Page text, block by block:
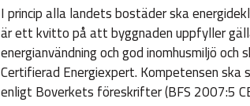
I princip alla landets bostäder ska
är ett kvitto på att byggnaden uppfyller
energianvändning och god inomhusmiljö
Certifierad Energiexpert. Kompetensen
enligt Boverkets föreskrifter (BFS 2007:5